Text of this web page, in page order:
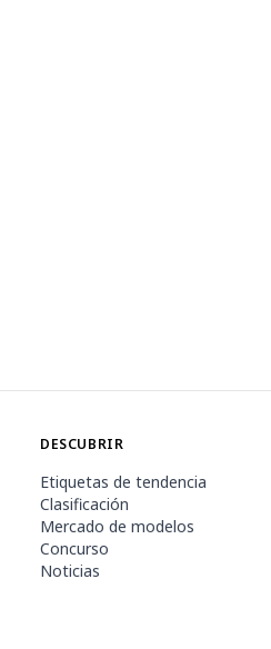
DESCUBRIR
Etiquetas de tendencia
Clasificación
Mercado de modelos
Concurso
Noticias